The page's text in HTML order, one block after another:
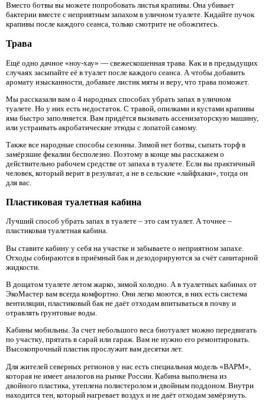
Вместо ботвы вы можете попробовать листья крапивы. Она убивает
бактерии вместе с неприятным запахом в уличном туалете. Кидайте пучок
крапивы после каждого сеанса, только смотрите не обожгитесь.
Трава
Ещё одно дачное «ноу-хау» — свежескошенная трава. Как и в предыдущих
случаях засыпайте её в туалет после каждого сеанса. А чтобы добавить
аромату изысканности, добавьте листик мяты и веру, что трава поможет.
Мы рассказали вам о 4 народных способах убрать запах в уличном
туалете. Но у них есть недостаток. С травой, опилками и кустами крапивы
яма быстро заполняется. Вам придётся вызывать ассенизаторскую машину,
или устраивать акробатические этюды с лопатой самому.
Также все народные способы сезонны. Зимой нет ботвы, сыпать торф в
замёрзшие фекалии бесполезно. Поэтому в конце мы расскажем о
действительно рабочем средстве от запаха в туалете. Если вы практичный
человек, который верит в результат, а не в сельские «лайфхаки», тогда он
для вас.
Пластиковая туалетная кабина
Лучший способ убрать запах в туалете – это сам туалет. А точнее –
пластиковая туалетная кабина.
Вы ставите кабину у себя на участке и забываете о неприятном запахе.
Отходы собираются в приёмный бак и дезодорируются за счёт санитарной
жидкости.
В дощатом туалете летом жарко, зимой холодно. А в туалетных кабинах от
ЭкоМастер вам всегда комфортно. Они легко моются, в них есть система
вентиляции, пластиковый бак не даёт отходам впитываться в почву и
отравлять грунтовые воды.
Кабины мобильны. За счет небольшого веса биотуалет можно передвигать
по участку, прятать в сарай или гараж. Вам не нужно его ремонтировать.
Высокопрочный пластик прослужит вам десятки лет.
Для жителей северных регионов у нас есть специальная модель «ВАРМ»,
которая не имеет аналогов на рынке России. Кабина выполнена из
двойного пластика, утеплена полистеролом и двойным поддоном. Внутри
находится тен, который нагревает воздух и не даёт отходам замёрзнуть.